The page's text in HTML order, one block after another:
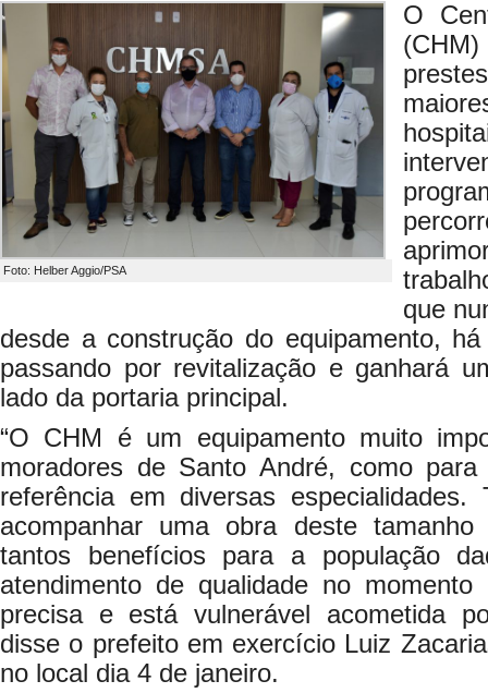
Foto: Helber Aggio/PSA
O
que
desde a construção do equipamento,
passando por revitalização e ganhará
lado da portaria principal.
“O CHM é um equipamento muito
moradores de Santo André, como
referência em diversas especialidades.
acompanhar uma obra deste
tantos benefícios para a população
atendimento de qualidade no
precisa e está vulnerável acometida
disse o prefeito em exercício Luiz
no local dia 4 de janeiro.